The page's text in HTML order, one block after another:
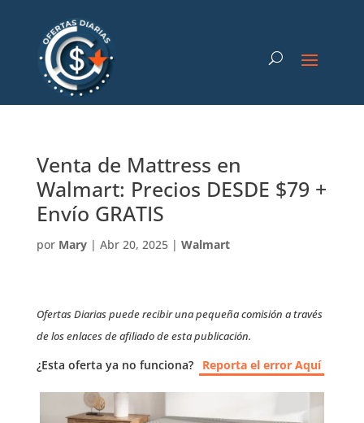
Venta de Mattress en
Walmart: Precios DESDE $79 +
Envío GRATIS
por Mary| Abr 20, 2025| Walmart
Ofertas Diarias puede recibir una pequeña comisión a través
de los enlaces de afiliado de esta publicación.
¿Esta oferta ya no funciona? Reporta el error Aquí